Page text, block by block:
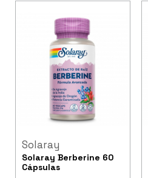
Solaray
Solaray Berberine 60
Cápsulas